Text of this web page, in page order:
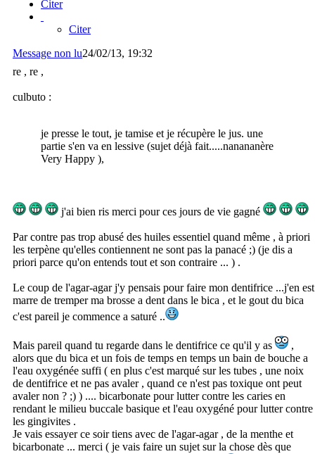
Citer
Citer
Message non lu24/02/13, 19:32
re , re ,
culbuto :
je presse le tout, je tamise et je récupère le jus. une
partie s'en va en lessive (sujet déjà fait.....nanananère
Very Happy ),
j'ai bien ris merci pour ces jours de vie gagné
Par contre pas trop abusé des huiles essentiel quand même , à priori
les terpène qu'elles contiennent ne sont pas la panacé ;) (je dis a
priori parce qu'on entends tout et son contraire ... ) .
Le coup de l'agar-agar j'y pensais pour faire mon dentifrice ...j'en est
marre de tremper ma brosse a dent dans le bica , et le gout du bica
c'est pareil je commence a saturé ..
Mais pareil quand tu regarde dans le dentifrice ce qu'il y as
,
alors que du bica et un fois de temps en temps un bain de bouche a
l'eau oxygénée suffi ( en plus c'est marqué sur les tubes , une noix
de dentifrice et ne pas avaler , quand ce n'est pas toxique ont peut
avaler non ? ;) ) .... bicarbonate pour lutter contre les caries en
rendant le milieu buccale basique et l'eau oxygéné pour lutter contre
les gingivites .
Je vais essayer ce soir tiens avec de l'agar-agar , de la menthe et
bicarbonate ... merci ( je vais faire un sujet sur la chose dès que